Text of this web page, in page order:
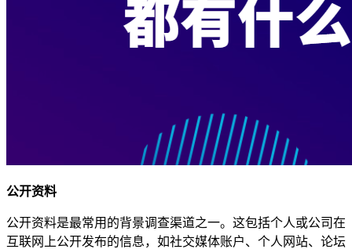
公开资料
公开资料是最常用的背景调查渠道之一。这包括个人或公司在
互联网上公开发布的信息，如社交媒体账户、个人网站、论坛